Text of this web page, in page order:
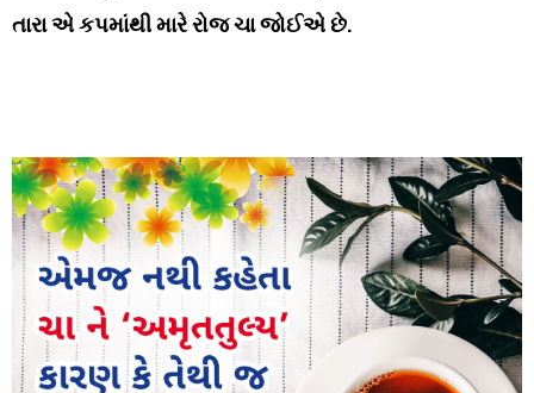
તારા એ કપમાંથી મારે રોજ ચા જોઈએ છે.